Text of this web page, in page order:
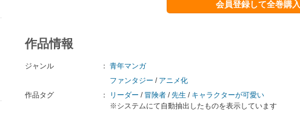
会員登録して全巻購入
作品情報
ジャンル ： 青年マンガ
ファンタジー / アニメ化
作品タグ
： リーダー / 冒険者 /先生 / キャラクターが可愛い
※システムにて自動抽出したものを表示しています